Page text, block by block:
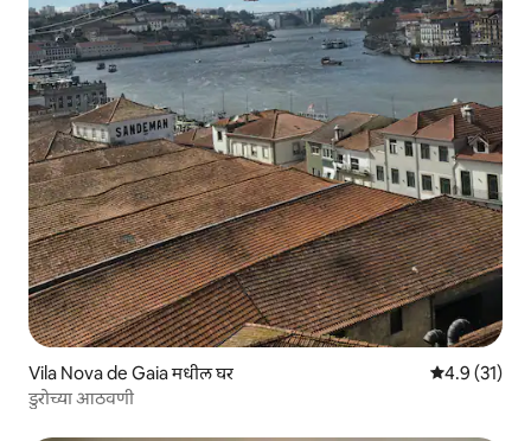
Vila Nova de Gaia मधील घर 5 पैकी 4.9
4.9 (31)
डुरोच्या आठवणी